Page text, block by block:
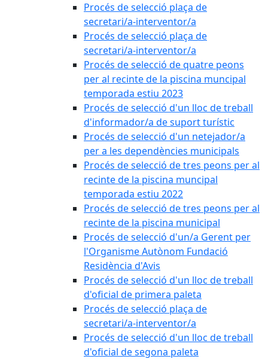
Procés de selecció plaça de
secretari/a-interventor/a
Procés de selecció plaça de
secretari/a-interventor/a
Procés de selecció de quatre peons
per al recinte de la piscina muncipal
temporada estiu 2023
Procés de selecció d'un lloc de treball
d'informador/a de suport turístic
Procés de selecció d'un netejador/a
per a les dependències municipals
Procés de selecció de tres peons per al
recinte de la piscina muncipal
temporada estiu 2022
Procés de selecció de tres peons per al
recinte de la piscina municipal
Procés de selecció d'un/a Gerent per
l'Organisme Autònom Fundació
Residència d'Avis
Procés de selecció d'un lloc de treball
d'oficial de primera paleta
Procés de selecció plaça de
secretari/a-interventor/a
Procés de selecció d'un lloc de treball
d'oficial de segona paleta